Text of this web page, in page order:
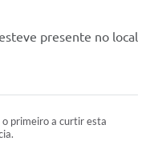
presente no local
o primeiro a curtir esta